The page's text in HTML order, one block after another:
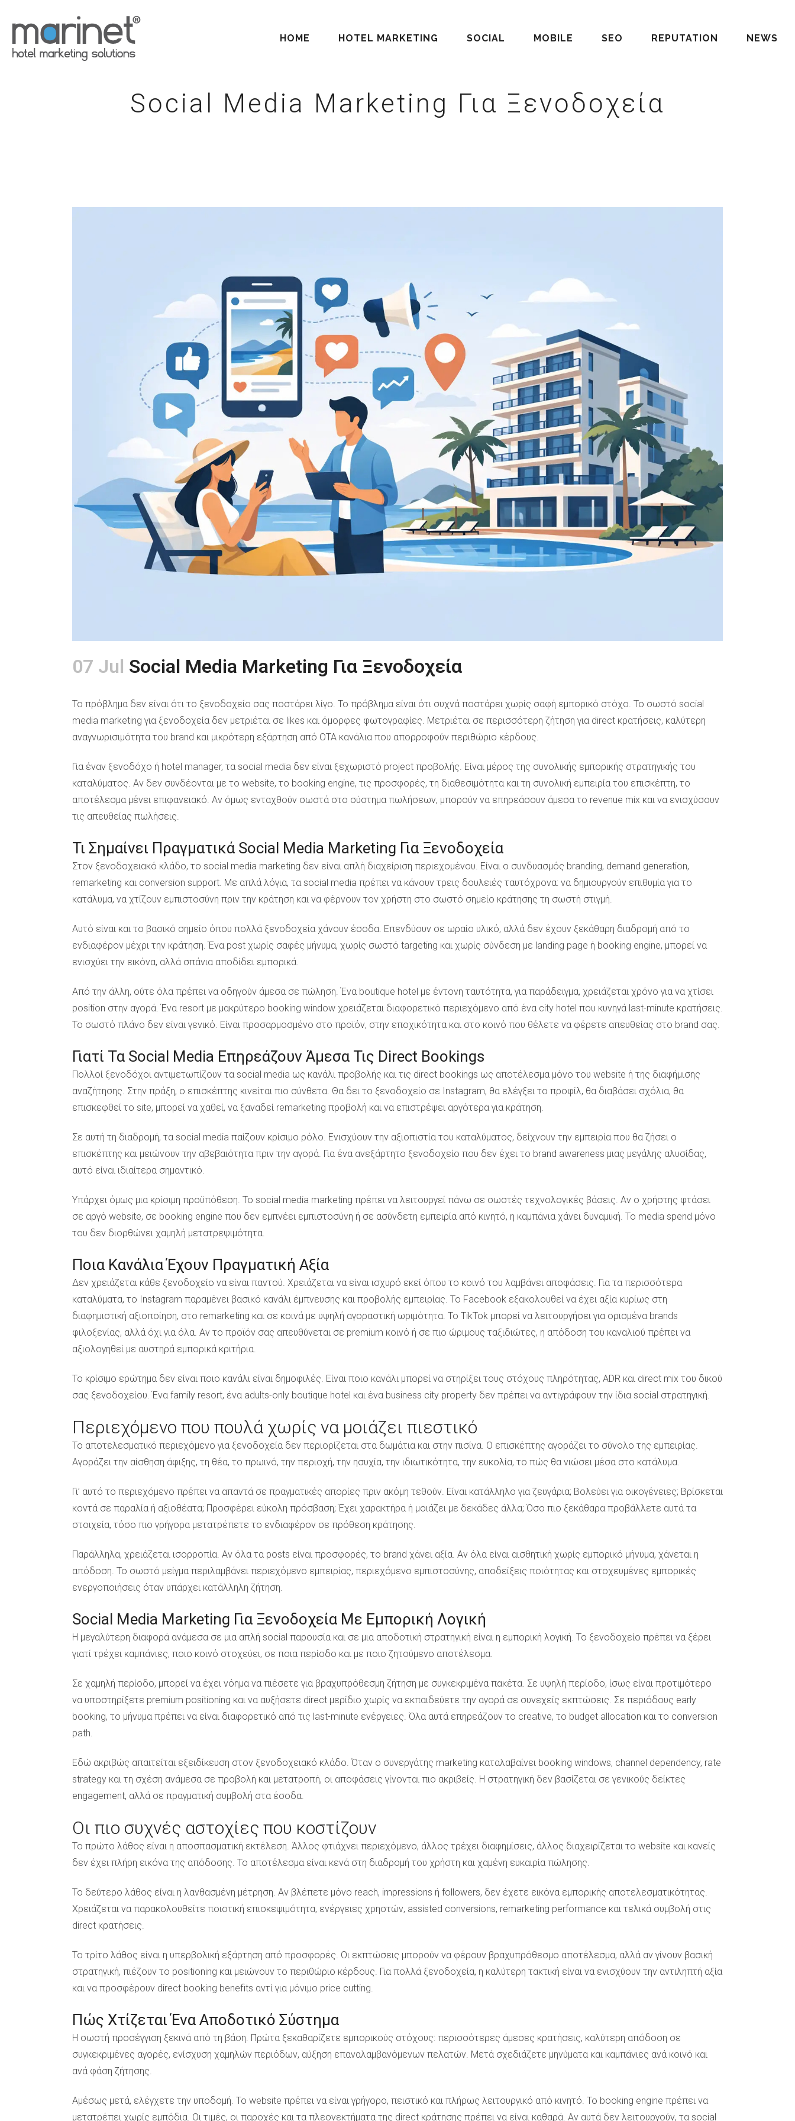
HOME HOTEL MARKETING SOCIAL MOBILE SEO REPUTATION NEWS
Social Media Marketing Για Ξενοδοχεία
07 Jul Social Media Marketing Για Ξενοδοχεία
Το πρόβλημα δεν είναι ότι το ξενοδοχείο σας ποστάρει λίγο. Το πρόβλημα είναι ότι συχνά ποστάρει χωρίς σαφή εμπορικό στόχο. Το σωστό social
media marketing για ξενοδοχεία δεν μετριέται σε likes και όμορφες φωτογραφίες. Μετριέται σε περισσότερη ζήτηση για direct κρατήσεις, καλύτερη
αναγνωρισιμότητα του brand και μικρότερη εξάρτηση από OTA κανάλια που απορροφούν περιθώριο κέρδους.
Για έναν ξενοδόχο ή hotel manager, τα social media δεν είναι ξεχωριστό project προβολής. Είναι μέρος της συνολικής εμπορικής στρατηγικής του
καταλύματος. Αν δεν συνδέονται με το website, το booking engine, τις προσφορές, τη διαθεσιμότητα και τη συνολική εμπειρία του επισκέπτη, το
αποτέλεσμα μένει επιφανειακό. Αν όμως ενταχθούν σωστά στο σύστημα πωλήσεων, μπορούν να επηρεάσουν άμεσα το revenue mix και να ενισχύσουν
τις απευθείας πωλήσεις.
Τι Σημαίνει Πραγματικά Social Media Marketing Για Ξενοδοχεία
Στον ξενοδοχειακό κλάδο, το social media marketing δεν είναι απλή διαχείριση περιεχομένου. Είναι ο συνδυασμός branding, demand generation,
remarketing και conversion support. Με απλά λόγια, τα social media πρέπει να κάνουν τρεις δουλειές ταυτόχρονα: να δημιουργούν επιθυμία για το
κατάλυμα, να χτίζουν εμπιστοσύνη πριν την κράτηση και να φέρνουν τον χρήστη στο σωστό σημείο κράτησης τη σωστή στιγμή.
Αυτό είναι και το βασικό σημείο όπου πολλά ξενοδοχεία χάνουν έσοδα. Επενδύουν σε ωραίο υλικό, αλλά δεν έχουν ξεκάθαρη διαδρομή από το
ενδιαφέρον μέχρι την κράτηση. Ένα post χωρίς σαφές μήνυμα, χωρίς σωστό targeting και χωρίς σύνδεση με landing page ή booking engine, μπορεί να
ενισχύει την εικόνα, αλλά σπάνια αποδίδει εμπορικά.
Από την άλλη, ούτε όλα πρέπει να οδηγούν άμεσα σε πώληση. Ένα boutique hotel με έντονη ταυτότητα, για παράδειγμα, χρειάζεται χρόνο για να χτίσει
position στην αγορά. Ένα resort με μακρύτερο booking window χρειάζεται διαφορετικό περιεχόμενο από ένα city hotel που κυνηγά last-minute κρατήσεις.
Το σωστό πλάνο δεν είναι γενικό. Είναι προσαρμοσμένο στο προϊόν, στην εποχικότητα και στο κοινό που θέλετε να φέρετε απευθείας στο brand σας.
Γιατί Τα Social Media Επηρεάζουν Άμεσα Τις Direct Bookings
Πολλοί ξενοδόχοι αντιμετωπίζουν τα social media ως κανάλι προβολής και τις direct bookings ως αποτέλεσμα μόνο του website ή της διαφήμισης
αναζήτησης. Στην πράξη, ο επισκέπτης κινείται πιο σύνθετα. Θα δει το ξενοδοχείο σε Instagram, θα ελέγξει το προφίλ, θα διαβάσει σχόλια, θα
επισκεφθεί το site, μπορεί να χαθεί, να ξαναδεί remarketing προβολή και να επιστρέψει αργότερα για κράτηση.
Σε αυτή τη διαδρομή, τα social media παίζουν κρίσιμο ρόλο. Ενισχύουν την αξιοπιστία του καταλύματος, δείχνουν την εμπειρία που θα ζήσει ο
επισκέπτης και μειώνουν την αβεβαιότητα πριν την αγορά. Για ένα ανεξάρτητο ξενοδοχείο που δεν έχει το brand awareness μιας μεγάλης αλυσίδας,
αυτό είναι ιδιαίτερα σημαντικό.
Υπάρχει όμως μια κρίσιμη προϋπόθεση. Το social media marketing πρέπει να λειτουργεί πάνω σε σωστές τεχνολογικές βάσεις. Αν ο χρήστης φτάσει
σε αργό website, σε booking engine που δεν εμπνέει εμπιστοσύνη ή σε ασύνδετη εμπειρία από κινητό, η καμπάνια χάνει δυναμική. Το media spend μόνο
του δεν διορθώνει χαμηλή μετατρεψιμότητα.
Ποια Κανάλια Έχουν Πραγματική Αξία
Δεν χρειάζεται κάθε ξενοδοχείο να είναι παντού. Χρειάζεται να είναι ισχυρό εκεί όπου το κοινό του λαμβάνει αποφάσεις. Για τα περισσότερα
καταλύματα, το Instagram παραμένει βασικό κανάλι έμπνευσης και προβολής εμπειρίας. Το Facebook εξακολουθεί να έχει αξία κυρίως στη
διαφημιστική αξιοποίηση, στο remarketing και σε κοινά με υψηλή αγοραστική ωριμότητα. Το TikTok μπορεί να λειτουργήσει για ορισμένα brands
φιλοξενίας, αλλά όχι για όλα. Αν το προϊόν σας απευθύνεται σε premium κοινό ή σε πιο ώριμους ταξιδιώτες, η απόδοση του καναλιού πρέπει να
αξιολογηθεί με αυστηρά εμπορικά κριτήρια.
Το κρίσιμο ερώτημα δεν είναι ποιο κανάλι είναι δημοφιλές. Είναι ποιο κανάλι μπορεί να στηρίξει τους στόχους πληρότητας, ADR και direct mix του δικού
σας ξενοδοχείου. Ένα family resort, ένα adults-only boutique hotel και ένα business city property δεν πρέπει να αντιγράφουν την ίδια social στρατηγική.
Περιεχόμενο που πουλά χωρίς να μοιάζει πιεστικό
Το αποτελεσματικό περιεχόμενο για ξενοδοχεία δεν περιορίζεται στα δωμάτια και στην πισίνα. Ο επισκέπτης αγοράζει το σύνολο της εμπειρίας.
Αγοράζει την αίσθηση άφιξης, τη θέα, το πρωινό, την περιοχή, την ησυχία, την ιδιωτικότητα, την ευκολία, το πώς θα νιώσει μέσα στο κατάλυμα.
Γι’ αυτό το περιεχόμενο πρέπει να απαντά σε πραγματικές απορίες πριν ακόμη τεθούν. Είναι κατάλληλο για ζευγάρια; Βολεύει για οικογένειες; Βρίσκεται
κοντά σε παραλία ή αξιοθέατα; Προσφέρει εύκολη πρόσβαση; Έχει χαρακτήρα ή μοιάζει με δεκάδες άλλα; Όσο πιο ξεκάθαρα προβάλλετε αυτά τα
στοιχεία, τόσο πιο γρήγορα μετατρέπετε το ενδιαφέρον σε πρόθεση κράτησης.
Παράλληλα, χρειάζεται ισορροπία. Αν όλα τα posts είναι προσφορές, το brand χάνει αξία. Αν όλα είναι αισθητική χωρίς εμπορικό μήνυμα, χάνεται η
απόδοση. Το σωστό μείγμα περιλαμβάνει περιεχόμενο εμπειρίας, περιεχόμενο εμπιστοσύνης, αποδείξεις ποιότητας και στοχευμένες εμπορικές
ενεργοποιήσεις όταν υπάρχει κατάλληλη ζήτηση.
Social Media Marketing Για Ξενοδοχεία Με Εμπορική Λογική
Η μεγαλύτερη διαφορά ανάμεσα σε μια απλή social παρουσία και σε μια αποδοτική στρατηγική είναι η εμπορική λογική. Το ξενοδοχείο πρέπει να ξέρει
γιατί τρέχει καμπάνιες, ποιο κοινό στοχεύει, σε ποια περίοδο και με ποιο ζητούμενο αποτέλεσμα.
Σε χαμηλή περίοδο, μπορεί να έχει νόημα να πιέσετε για βραχυπρόθεσμη ζήτηση με συγκεκριμένα πακέτα. Σε υψηλή περίοδο, ίσως είναι προτιμότερο
να υποστηρίξετε premium positioning και να αυξήσετε direct μερίδιο χωρίς να εκπαιδεύετε την αγορά σε συνεχείς εκπτώσεις. Σε περιόδους early
booking, το μήνυμα πρέπει να είναι διαφορετικό από τις last-minute ενέργειες. Όλα αυτά επηρεάζουν το creative, το budget allocation και το conversion
path.
Εδώ ακριβώς απαιτείται εξειδίκευση στον ξενοδοχειακό κλάδο. Όταν ο συνεργάτης marketing καταλαβαίνει booking windows, channel dependency, rate
strategy και τη σχέση ανάμεσα σε προβολή και μετατροπή, οι αποφάσεις γίνονται πιο ακριβείς. Η στρατηγική δεν βασίζεται σε γενικούς δείκτες
engagement, αλλά σε πραγματική συμβολή στα έσοδα.
Οι πιο συχνές αστοχίες που κοστίζουν
Το πρώτο λάθος είναι η αποσπασματική εκτέλεση. Άλλος φτιάχνει περιεχόμενο, άλλος τρέχει διαφημίσεις, άλλος διαχειρίζεται το website και κανείς
δεν έχει πλήρη εικόνα της απόδοσης. Το αποτέλεσμα είναι κενά στη διαδρομή του χρήστη και χαμένη ευκαιρία πώλησης.
Το δεύτερο λάθος είναι η λανθασμένη μέτρηση. Αν βλέπετε μόνο reach, impressions ή followers, δεν έχετε εικόνα εμπορικής αποτελεσματικότητας.
Χρειάζεται να παρακολουθείτε ποιοτική επισκεψιμότητα, ενέργειες χρηστών, assisted conversions, remarketing performance και τελικά συμβολή στις
direct κρατήσεις.
Το τρίτο λάθος είναι η υπερβολική εξάρτηση από προσφορές. Οι εκπτώσεις μπορούν να φέρουν βραχυπρόθεσμο αποτέλεσμα, αλλά αν γίνουν βασική
στρατηγική, πιέζουν το positioning και μειώνουν το περιθώριο κέρδους. Για πολλά ξενοδοχεία, η καλύτερη τακτική είναι να ενισχύουν την αντιληπτή αξία
και να προσφέρουν direct booking benefits αντί για μόνιμο price cutting.
Πώς Χτίζεται Ένα Αποδοτικό Σύστημα
Η σωστή προσέγγιση ξεκινά από τη βάση. Πρώτα ξεκαθαρίζετε εμπορικούς στόχους: περισσότερες άμεσες κρατήσεις, καλύτερη απόδοση σε
συγκεκριμένες αγορές, ενίσχυση χαμηλών περιόδων, αύξηση επαναλαμβανόμενων πελατών. Μετά σχεδιάζετε μηνύματα και καμπάνιες ανά κοινό και
ανά φάση ζήτησης.
Αμέσως μετά, ελέγχετε την υποδομή. Το website πρέπει να είναι γρήγορο, πειστικό και πλήρως λειτουργικό από κινητό. Το booking engine πρέπει να
μετατρέπει χωρίς εμπόδια. Οι τιμές, οι παροχές και τα πλεονεκτήματα της direct κράτησης πρέπει να είναι καθαρά. Αν αυτά δεν λειτουργούν, τα social